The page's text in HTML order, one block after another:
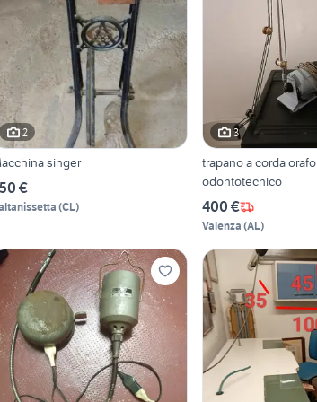
2
singer
€
(CL)
3
trapano a corda orafo
odontotecnico
400 €
Valenza (AL)